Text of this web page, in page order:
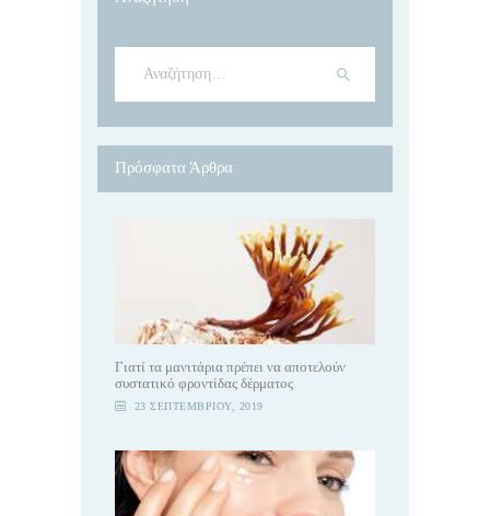
Πρόσφατα Άρθρα
Γιατί τα μανιτάρια πρέπει να αποτελούν
συστατικό φροντίδας δέρματος
23 ΣΕΠΤΕΜΒΡΊΟΥ, 2019